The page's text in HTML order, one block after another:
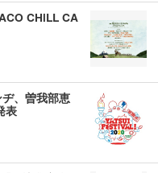
CHiLL CA
ヂ、曽我部恵
表